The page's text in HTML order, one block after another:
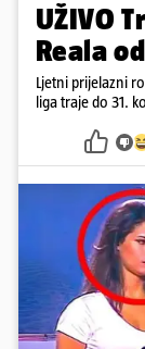
UŽIVO
Reala
Ljetni prijelazni
liga traje do 31.